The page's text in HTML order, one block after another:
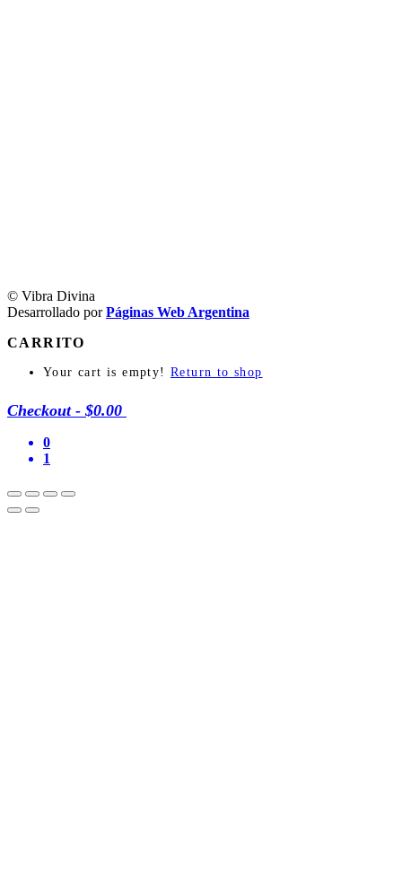
© Vibra Divina
Desarrollado porPáginas Web Argentina
CARRITO
Your cart is empty! Return to shop
Checkout - $0.00
0
1